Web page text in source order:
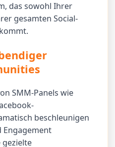
das sowohl Ihrer
gesamten Social-
SMM-Panels wie
beschleunigen
Engagement
gezielte